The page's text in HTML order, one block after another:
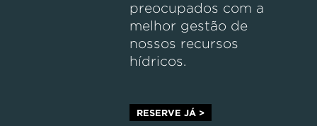
preocupados com a
melhor gestão de
nossos recursos
hídricos.
RESERVE JÁ >